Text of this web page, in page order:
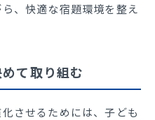
、快適な宿題環境を整え
て取り組む
させるためには、子ども